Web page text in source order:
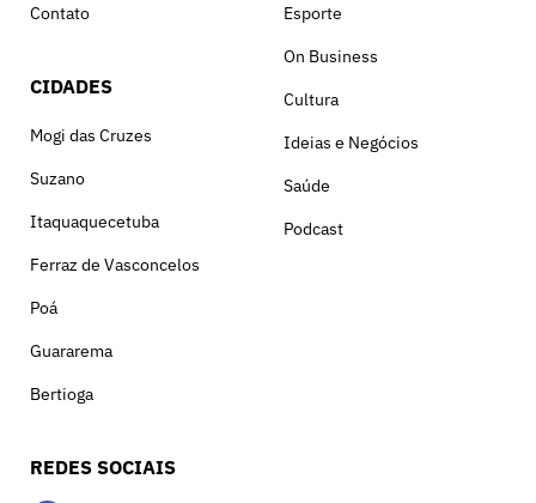
Contato
CIDADES
Mogi das Cruzes
Suzano
Itaquaquecetuba
Ferraz de Vasconcelos
Poá
Guararema
Bertioga
Esporte
On Business
Cultura
Ideias e Negócios
Saúde
Podcast
REDES SOCIAIS